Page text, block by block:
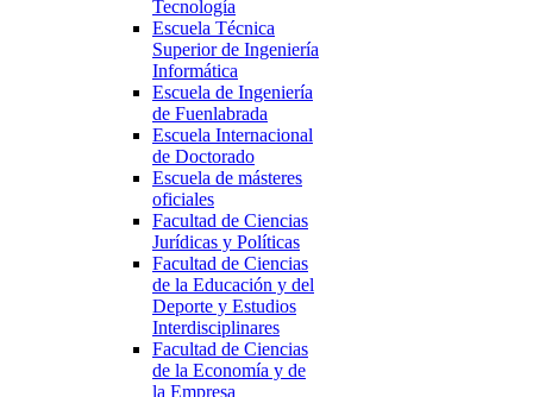
Tecnología
Escuela Técnica
Superior de Ingeniería
Informática
Escuela de Ingeniería
de Fuenlabrada
Escuela Internacional
de Doctorado
Escuela de másteres
oficiales
Facultad de Ciencias
Jurídicas y Políticas
Facultad de Ciencias
de la Educación y del
Deporte y Estudios
Interdisciplinares
Facultad de Ciencias
de la Economía y de
la Empresa